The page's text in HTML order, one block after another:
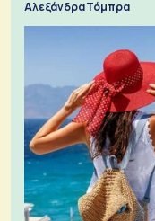
Αλεξάνδρα Τόμπρα